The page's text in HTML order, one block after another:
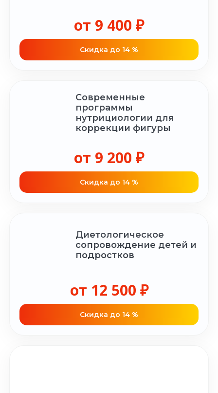
от 9 400 ₽
Cкидка до 14 %
Современные
программы
нутрициологии для
коррекции фигуры
от 9 200 ₽
Cкидка до 14 %
Диетологическое
сопровождение детей и
подростков
от 12 500 ₽
Cкидка до 14 %